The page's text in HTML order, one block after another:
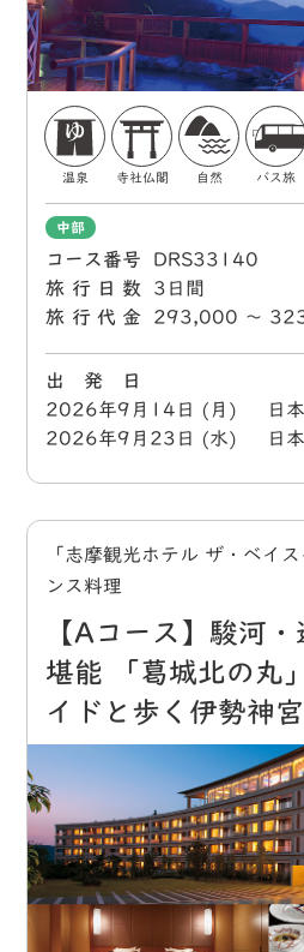
温泉 寺社仏閣 自然 バス旅
中部
コース番号
DRS33140
旅行日数
3日間
旅行代金
293,000 〜
出 発 日
2026年9月14日 (月) 日本
2026年9月23日 (水) 日本
「志摩観光ホテル ザ・ベイ
ンス料理
【Aコース】駿河
堪能 「葛城北の丸
イドと歩く伊勢神宮